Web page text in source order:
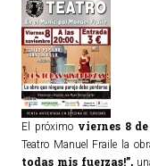
El próximo viernes 8
Teatro Manuel Fraile la
todas mis fuerzas!”,